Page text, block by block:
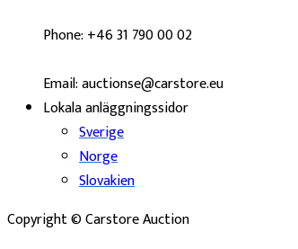
Phone: +46 31 790 00 02
Email: auctionse@carstore.eu
Lokala anläggningssidor
Sverige
Norge
Slovakien
Copyright © Carstore Auction